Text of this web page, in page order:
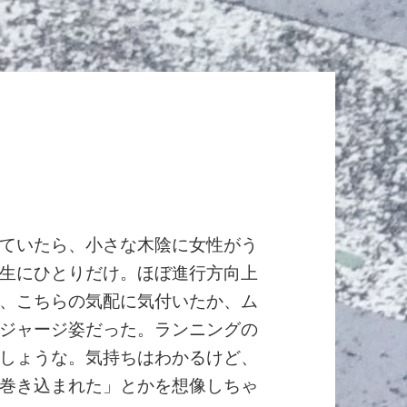
いたら、小さな木陰に女性がう
にひとりだけ。ほぼ進行方向上
こちらの気配に気付いたか、ム
ャージ姿だった。ランニングの
ょうな。気持ちはわかるけど、
き込まれた」とかを想像しちゃ